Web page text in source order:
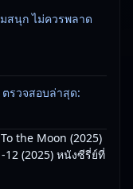
สนุก ไม่ควรพลาด
รวจสอบล่าสุด:
the Moon (2025)
(2025) หนังซีรี่ย์ที่